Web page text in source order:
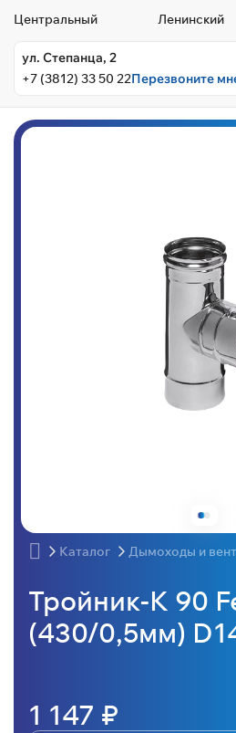
Центральный Ленинский
ул. Степанца, 2
+7 (3812) 33 50 22Перезвоните
Каталог Дымоходы и
Тройник-К 90
(430/0,5мм)
1 147 ₽